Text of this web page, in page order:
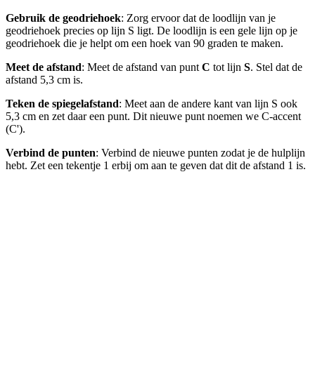
Gebruik de geodriehoek: Zorg ervoor dat de loodlijn van je
geodriehoek precies op lijn S ligt. De loodlijn is een gele lijn op je
geodriehoek die je helpt om een hoek van 90 graden te maken.
Meet de afstand: Meet de afstand van punt C tot lijn S. Stel dat de
afstand 5,3 cm is.
Teken de spiegelafstand: Meet aan de andere kant van lijn S ook
5,3 cm en zet daar een punt. Dit nieuwe punt noemen we C-accent
(C').
Verbind de punten: Verbind de nieuwe punten zodat je de hulplijn
hebt. Zet een tekentje 1 erbij om aan te geven dat dit de afstand 1 is.